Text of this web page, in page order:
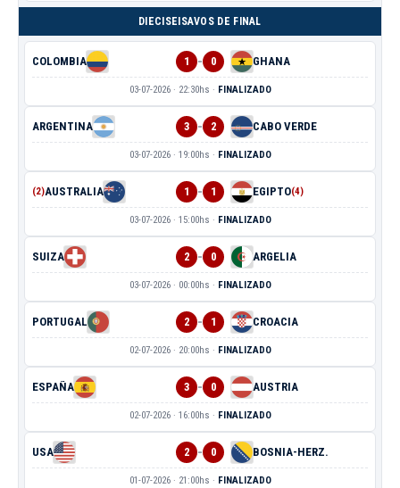
DIECISEISAVOS DE FINAL
COLOMBIA 1 - 0 GHANA
03-07-2026 · 22:30hs · FINALIZADO
ARGENTINA 3 - 2 CABO VERDE
03-07-2026 · 19:00hs · FINALIZADO
AUSTRALIA
(2) 1 - 1 EGIPTO(4)
03-07-2026 · 15:00hs · FINALIZADO
SUIZA 2 - 0 ARGELIA
03-07-2026 · 00:00hs · FINALIZADO
PORTUGAL 2 - 1 CROACIA
02-07-2026 · 20:00hs · FINALIZADO
ESPAÑA 3 - 0 AUSTRIA
02-07-2026 · 16:00hs · FINALIZADO
USA 2 - 0 BOSNIA-HERZ.
01-07-2026 · 21:00hs · FINALIZADO